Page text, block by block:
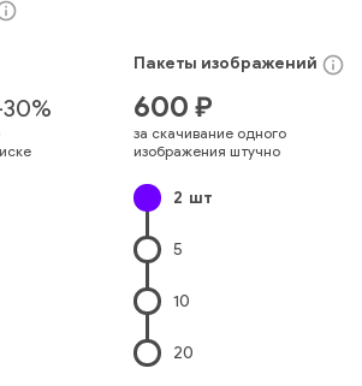
Широкий
Предметов
Городское Место Действия
Структура Здания Без Людей
Отрасль
крупный план
городской
перспектива
компания
стеклянный
30%
Пакеты изображений info_outline
600 ₽
за скачивание одного
изображения штучно
2 шт
5
10
20